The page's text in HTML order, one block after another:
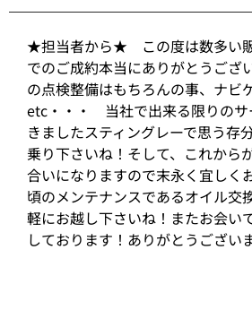
★担当者から★ この度は数多い
でのご成約本当にありがとうござ
の点検整備はもちろんの事、ナビ
etc・・・ 当社で出来る限りのサ
きましたスティングレーで思う存
乗り下さいね！そして、これから
合いになりますので末永く宜しく
頃のメンテナンスであるオイル
軽にお越し下さいね！またお会い
しております！ありがとうござい